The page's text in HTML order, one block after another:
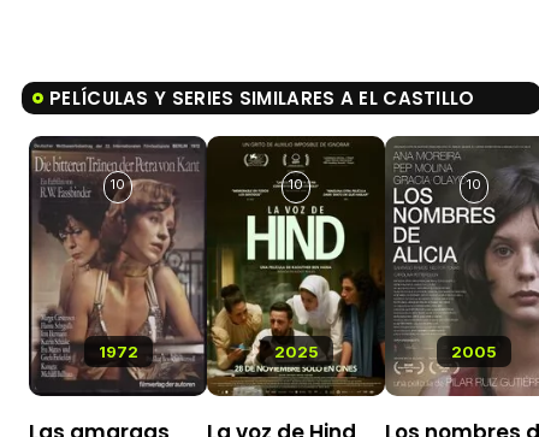
PELÍCULAS Y SERIES SIMILARES A EL CASTILLO
1972
10
2025
10
2005
10